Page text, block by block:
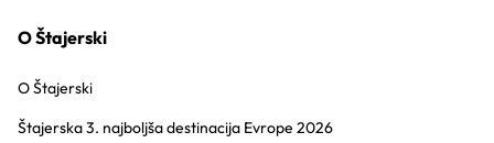
O Štajerski
O Štajerski
Štajerska 3. najboljša destinacija Evrope 2026